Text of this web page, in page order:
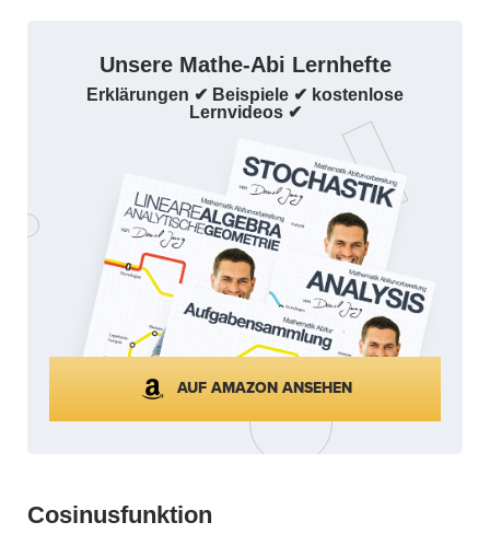
Unsere Mathe-Abi Lernhefte
Erklärungen ✔ Beispiele ✔ kostenlose
Lernvideos ✔
AUF AMAZON ANSEHEN
Cosinusfunktion